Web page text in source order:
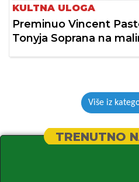
KULTNA ULOGA
Preminuo Vincent
Tonyja Soprana na
Više iz
TRENUTNO